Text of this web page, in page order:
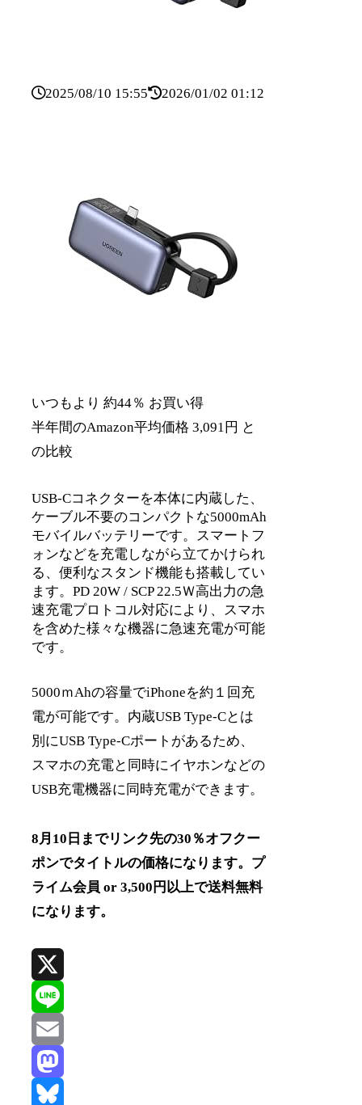
2025/08/10 15:55 2026/01/02 01:12
いつもより 約44％ お買い得
半年間のAmazon平均価格 3,091円 と
の比較
USB-Cコネクターを本体に内蔵した、
ケーブル不要のコンパクトな5000mAh
モバイルバッテリーです。スマートフ
ォンなどを充電しながら立てかけられ
る、便利なスタンド機能も搭載してい
ます。PD 20W / SCP 22.5Ｗ高出力の急
速充電プロトコル対応により、スマホ
を含めた様々な機器に急速充電が可能
です。
5000ｍAhの容量でiPhoneを約１回充
電が可能です。内蔵USB Type-Cとは
別にUSB Type-Cポートがあるため、
スマホの充電と同時にイヤホンなどの
USB充電機器に同時充電ができます。
8月10日までリンク先の30％オフクー
ポンでタイトルの価格になります。プ
ライム会員 or 3,500円以上で送料無料
になります。
X
Line
Email
Mastodon